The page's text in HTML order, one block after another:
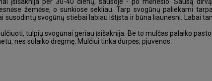
žemėse, o sunkiose sekliau. Tarp svogūnų paliekami
susodintų svogūnų stiebai labiau ištįsta ir būna liaunesni. Labai
tulpių svogūnai geriau įsišaknija. Be to mulčas palaiko
nes sulaiko drėgmę. Mulčiui tinka durpės, pjuvenos.